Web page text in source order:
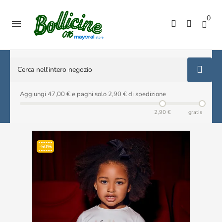
 0
Aggiungi 47,00 € e paghi solo 2,90 € di spedizione
2,90 € gratis
-50%